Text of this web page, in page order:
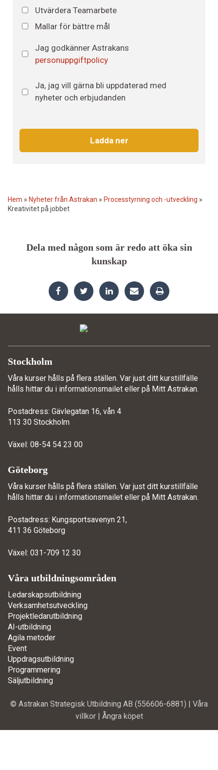
Utvärdera Teamarbete
Mallar för bättre mål
Astrakans
personuppgiftspolicy *
Jag godkänner Astrakans
personuppgiftpolicy
Nyhetsbrev
Ja, jag vill gärna bli uppdaterad med
nyheter och erbjudanden
Hem » Nyheter från Astrakan » Processtyrning och -utveckling »
Kreativitet på jobbet
Dela med någon som är redo att öka sin
kunskap
Stockholm
Våra kurser hålls på flera ställen. Var just ditt kurstillfälle
hålls hittar du i informationsmailet eller på Mitt Astrakan.
Postadress: Gävlegatan 16, vån 4
113 30 Stockholm
Växel: 08-54 54 23 00
Göteborg
Våra kurser hålls på flera ställen. Var just ditt kurstillfälle
hålls hittar du i informationsmailet eller på Mitt Astrakan.
Postadress: Kungsportsavenyn 21,
411 36 Göteborg
Växel: 031-709 12 30
Våra utbildningsområden
Ledarskapsutbildning
Verksamhetsutveckling
Projektledarutbildning
AI-utbildning
Agila metoder
Event
Uppdragsutbildning
Programmering
Säljutbildning
© Astrakan Strategisk Utbildning AB (556606-6881) | Våra
villkor| Ångra köpet